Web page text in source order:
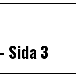
- Sida 3